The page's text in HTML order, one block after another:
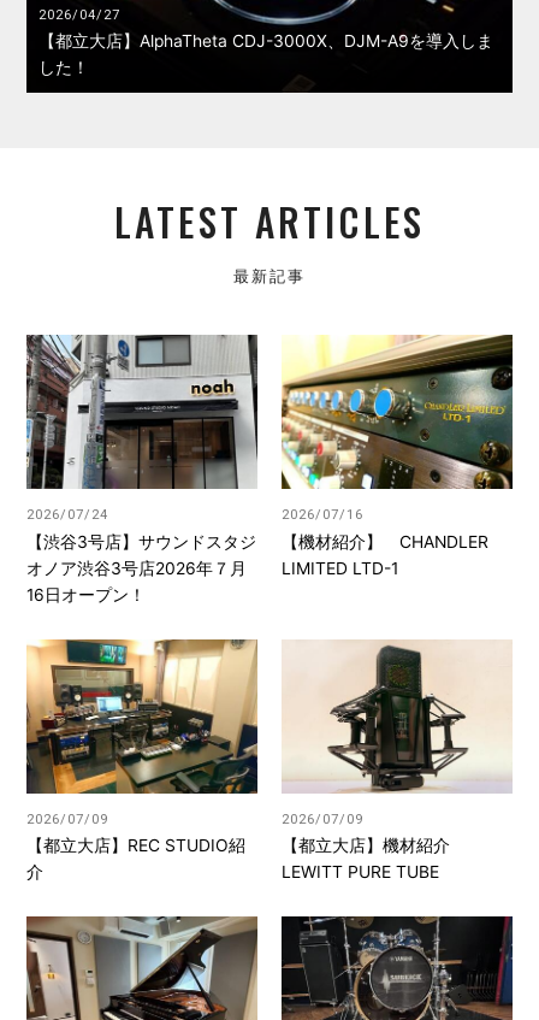
2026/04/27
【都立大店】AlphaTheta CDJ-3000X、DJM-A9を導入しま
した！
LATEST ARTICLES
最新記事
2026/07/24
【渋谷3号店】サウンドスタジ
オノア渋谷3号店2026年７月
16日オープン！
2026/07/16
【機材紹介】 CHANDLER
LIMITED LTD-1
2026/07/09
【都立大店】REC STUDIO紹
介
2026/07/09
【都立大店】機材紹介
LEWITT PURE TUBE